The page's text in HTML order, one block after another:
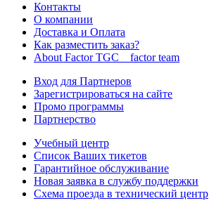
Контакты
О компании
Доставка и Оплата
Как разместить заказ?
About Factor TGC _ factor team
Вход для Партнеров
Зарегистрироваться на сайте
Промо программы
Партнерство
Учебный центр
Список Ваших тикетов
Гарантийное обслуживание
Новая заявка в службу поддержки
Схема проезда в технический центр